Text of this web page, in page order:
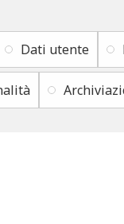
Dati utente